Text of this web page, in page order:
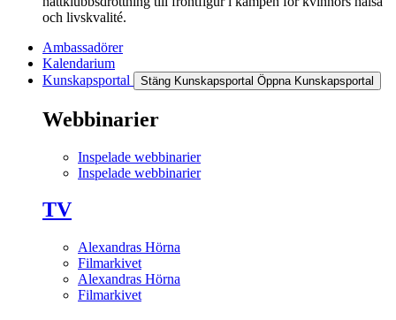
och livskvalité.
Ambassadörer
Kalendarium
Kunskapsportal
Stäng Kunskapsportal Öppna Kunskapsportal
Webbinarier
Inspelade webbinarier
Inspelade webbinarier
TV
Alexandras Hörna
Filmarkivet
Alexandras Hörna
Filmarkivet